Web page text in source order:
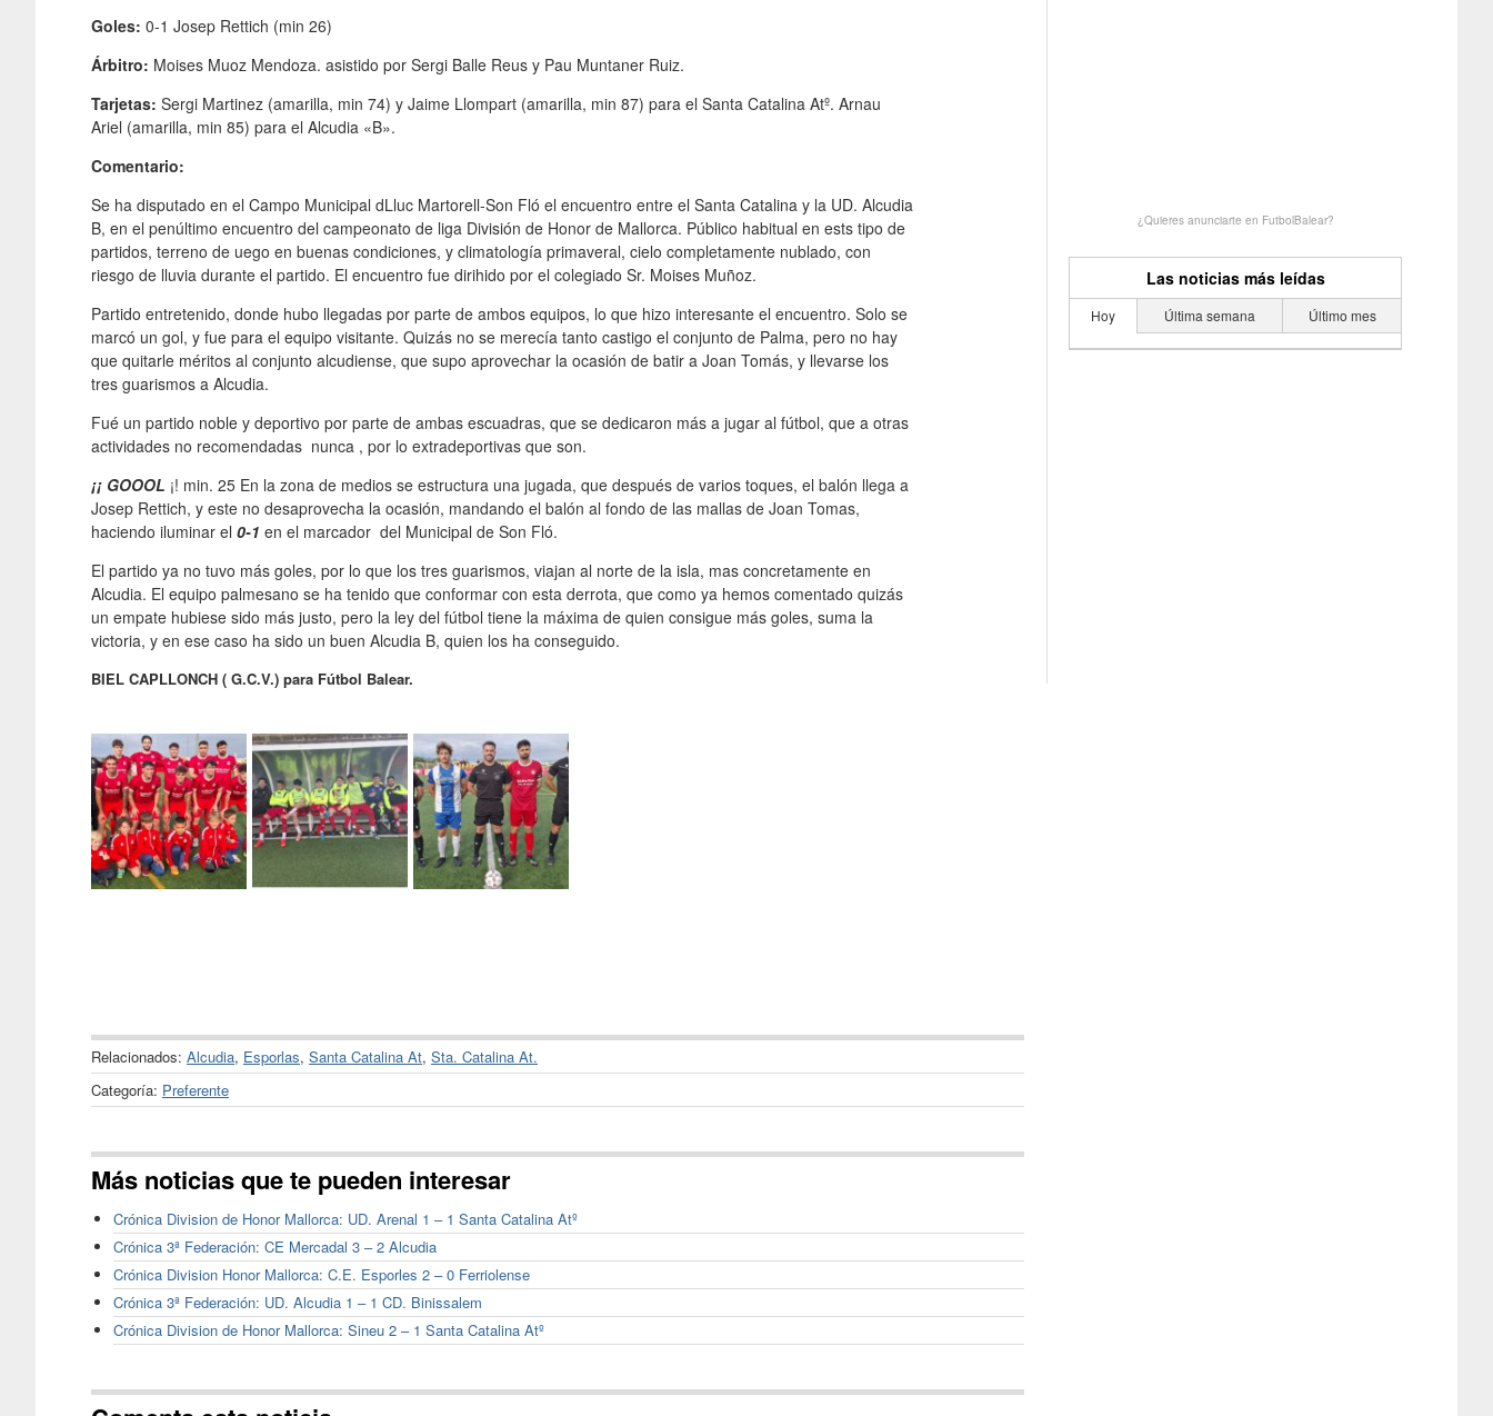
Goles: 0-1 Josep Rettich (min 26)
Árbitro: Moises Muoz Mendoza. asistido por Sergi Balle Reus y Pau Muntaner Ruiz.
Tarjetas: Sergi Martinez (amarilla, min 74) y Jaime Llompart (amarilla, min 87) para el Santa Catalina Atº. Arnau
Ariel (amarilla, min 85) para el Alcudia «B».
Comentario:
Se ha disputado en el Campo Municipal dLluc Martorell-Son Fló el encuentro entre el Santa Catalina y la UD. Alcudia
B, en el penúltimo encuentro del campeonato de liga División de Honor de Mallorca. Público habitual en ests tipo de
partidos, terreno de uego en buenas condiciones, y climatología primaveral, cielo completamente nublado, con
riesgo de lluvia durante el partido. El encuentro fue dirihido por el colegiado Sr. Moises Muñoz.
Partido entretenido, donde hubo llegadas por parte de ambos equipos, lo que hizo interesante el encuentro. Solo se
marcó un gol, y fue para el equipo visitante. Quizás no se merecía tanto castigo el conjunto de Palma, pero no hay
que quitarle méritos al conjunto alcudiense, que supo aprovechar la ocasión de batir a Joan Tomás, y llevarse los
tres guarismos a Alcudia.
Fué un partido noble y deportivo por parte de ambas escuadras, que se dedicaron más a jugar al fútbol, que a otras
actividades no recomendadas nunca , por lo extradeportivas que son.
¡¡ GOOOL ¡! min. 25 En la zona de medios se estructura una jugada, que después de varios toques, el balón llega a
Josep Rettich, y este no desaprovecha la ocasión, mandando el balón al fondo de las mallas de Joan Tomas,
haciendo iluminar el 0-1 en el marcador del Municipal de Son Fló.
El partido ya no tuvo más goles, por lo que los tres guarismos, viajan al norte de la isla, mas concretamente en
Alcudia. El equipo palmesano se ha tenido que conformar con esta derrota, que como ya hemos comentado quizás
un empate hubiese sido más justo, pero la ley del fútbol tiene la máxima de quien consigue más goles, suma la
victoria, y en ese caso ha sido un buen Alcudia B, quien los ha conseguido.
BIEL CAPLLONCH ( G.C.V.) para Fútbol Balear.
Relacionados: Alcudia, Esporlas, Santa Catalina At, Sta. Catalina At.
Categoría: Preferente
Más noticias que te pueden interesar
Crónica Division de Honor Mallorca: UD. Arenal 1 – 1 Santa Catalina Atº
Crónica 3ª Federación: CE Mercadal 3 – 2 Alcudia
Crónica Division Honor Mallorca: C.E. Esporles 2 – 0 Ferriolense
Crónica 3ª Federación: UD. Alcudia 1 – 1 CD. Binissalem
Crónica Division de Honor Mallorca: Sineu 2 – 1 Santa Catalina Atº
¿Quieres anunciarte en FutbolBalear?
Las noticias más leídas
Hoy Última semana Último mes